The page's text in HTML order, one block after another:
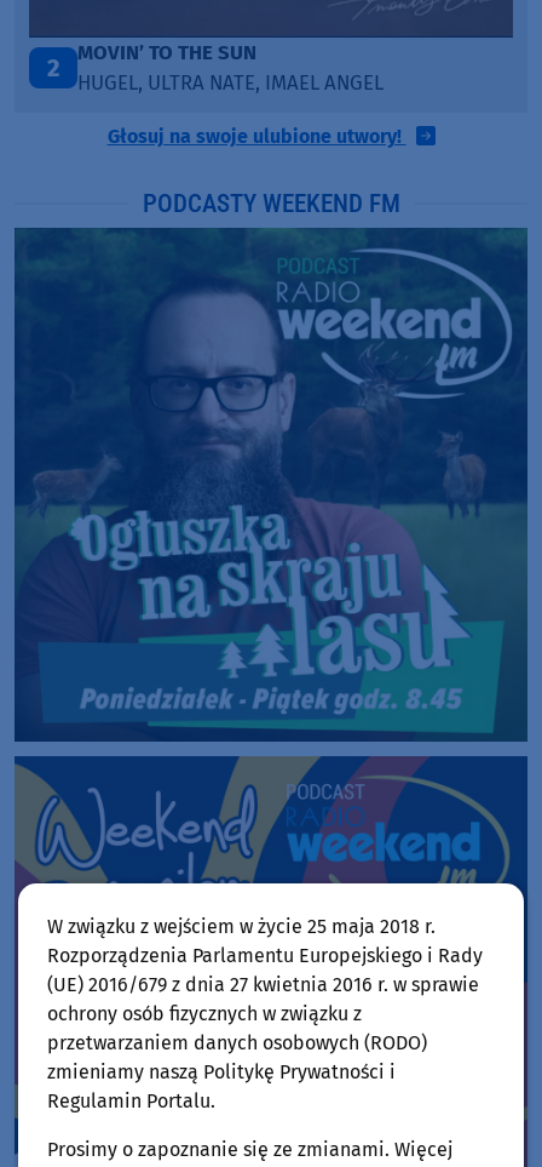
2
MOVIN’ TO THE SUN
HUGEL, ULTRA NATE, IMAEL ANGEL
Głosuj na swoje ulubione utwory!
PODCASTY WEEKEND FM
W związku z wejściem w życie 25 maja 2018 r.
Rozporządzenia Parlamentu Europejskiego i Rady
(UE) 2016/679 z dnia 27 kwietnia 2016 r. w sprawie
ochrony osób fizycznych w związku z
przetwarzaniem danych osobowych (RODO)
zmieniamy naszą Politykę Prywatności i
Regulamin Portalu.
Prosimy o zapoznanie się ze zmianami. Więcej